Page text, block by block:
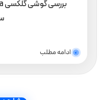
ادامه مطلب